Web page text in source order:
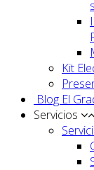
Kit
Blog El
Servicios